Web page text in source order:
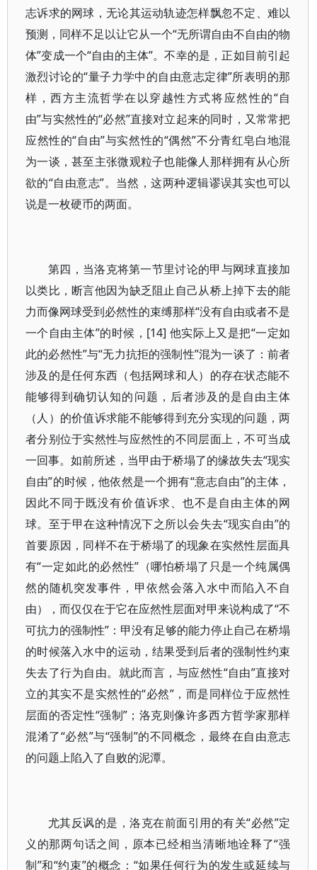
志诉求的网球，无论其运动轨迹怎样飘忽不定、难以
预测，同样不足以让它从一个“无所谓自由不自由的物
体”变成一个“自由的主体”。不幸的是，正如目前引起
激烈讨论的“量子力学中的自由意志定律”所表明的那
样，西方主流哲学在以穿越性方式将应然性的“自
由”与实然性的“必然”直接对立起来的同时，又常常把
应然性的“自由”与实然性的“偶然”不分青红皂白地混
为一谈，甚至主张微观粒子也能像人那样拥有从心所
欲的“自由意志”。当然，这两种逻辑谬误其实也可以
说是一枚硬币的两面。
第四，当洛克将第一节里讨论的甲与网球直接加
以类比，断言他因为缺乏阻止自己从桥上掉下去的能
力而像网球受到必然性的束缚那样“没有自由或者不是
一个自由主体”的时候，[14] 他实际上又是把“一定如
此的必然性”与“无力抗拒的强制性”混为一谈了：前者
涉及的是任何东西（包括网球和人）的存在状态能不
能够得到确切认知的问题，后者涉及的是自由主体
（人）的价值诉求能不能够得到充分实现的问题，两
者分别位于实然性与应然性的不同层面上，不可当成
一回事。如前所述，当甲由于桥塌了的缘故失去“现实
自由”的时候，他依然是一个拥有“意志自由”的主体，
因此不同于既没有价值诉求、也不是自由主体的网
球。至于甲在这种情况下之所以会失去“现实自由”的
首要原因，同样不在于桥塌了的现象在实然性层面具
有“一定如此的必然性”（哪怕桥塌了只是一个纯属偶
然的随机突发事件，甲依然会落入水中而陷入不自
由），而仅仅在于它在应然性层面对甲来说构成了“不
可抗力的强制性”：甲没有足够的能力停止自己在桥塌
的时候落入水中的运动，结果受到后者的强制性约束
失去了行为自由。就此而言，与应然性“自由”直接对
立的其实不是实然性的“必然”，而是同样位于应然性
层面的否定性“强制”；洛克则像许多西方哲学家那样
混淆了“必然”与“强制”的不同概念，最终在自由意志
的问题上陷入了自败的泥潭。
尤其反讽的是，洛克在前面引用的有关“必然”定
义的那两句话之间，原本已经相当清晰地诠释了“强
制”和“约束”的概念：“如果任何行为的发生或延续与